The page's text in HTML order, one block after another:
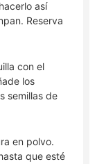
así
Reserva
con el
los
semillas de
en polvo.
que esté